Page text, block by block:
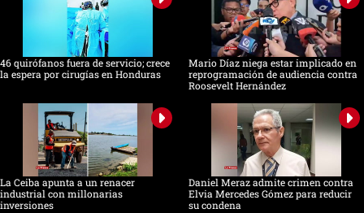
46 quirófanos fuera de servicio; crece
la espera por cirugías en Honduras
Mario Díaz niega estar implicado en
reprogramación de audiencia contra
Roosevelt Hernández
La Ceiba apunta a un renacer
industrial con millonarias
inversiones
Daniel Meraz admite crimen contra
Elvia Mercedes Gómez para reducir
su condena